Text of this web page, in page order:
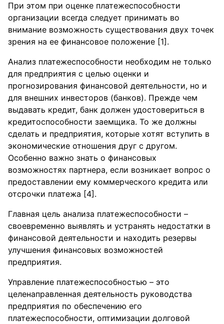
При этом при оценке платежеспособности
организации всегда следует принимать во
внимание возможность существования двух точек
зрения на ее финансовое положение [1].
Анализ платежеспособности необходим не только
для предприятия с целью оценки и
прогнозирования финансовой деятельности, но и
для внешних инвесторов (банков). Прежде чем
выдавать кредит, банк должен удостовериться в
кредитоспособности заемщика. То же должны
сделать и предприятия, которые хотят вступить в
экономические отношения друг с другом.
Особенно важно знать о финансовых
возможностях партнера, если возникает вопрос о
предоставлении ему коммерческого кредита или
отсрочки платежа [4].
Главная цель анализа платежеспособности –
своевременно выявлять и устранять недостатки в
финансовой деятельности и находить резервы
улучшения финансовых возможностей
предприятия.
Управление платежеспособностью – это
целенаправленная деятельность руководства
предприятия по обеспечению его
платежеспособности, оптимизации долговой